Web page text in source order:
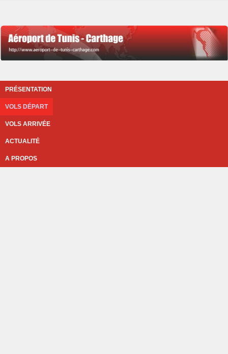
PRÉSENTATION
VOLS DÉPART
VOLS ARRIVÉE
ACTUALITÉ
A PROPOS